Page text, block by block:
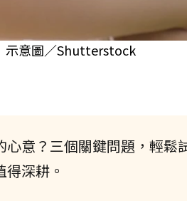
示意圖／Shutterstock
意？三個關鍵問題，輕鬆
深耕。